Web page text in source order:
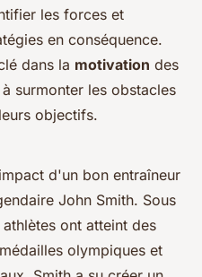
les forces et
en conséquence.
dans la motivation des
surmonter les obstacles
objectifs.
d'un bon entraîneur
John Smith. Sous
ont atteint des
olympiques et